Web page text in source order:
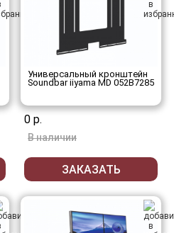
Универсальный кронштейн
Soundbar iiyama MD 052B7285
0 р.
В наличии
ЗАКАЗАТЬ